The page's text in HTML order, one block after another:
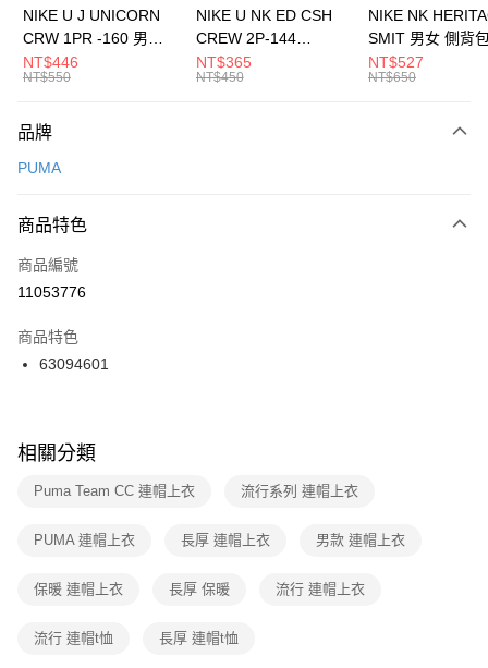
元大商業銀行
台灣樂天信用卡公司
全盈+PAY
AFTEE先享後付
【關於「AFTEE先享後付」】
便利好安心！
３．安心：先確認商品／服務後，再付款。
【「AFTEE先享後付」結帳流程】
１．於結帳方式選擇「AFTEE先享後付」後，將跳轉至「AFTEE先享後付」
２．訂單成立數日內，您將收到繳費通知簡訊。
３．收到繳費通知簡訊後14天內，點擊此簡訊中的連結，可透過四大超商／
ATM／網路銀行／等多元方式進行付款，方視為交易完成。
※ 交易是否成功請以「AFTEE先享後付 」之結帳頁面顯示為準，若有關於
是否繳費成功／繳費後需取消欲退款等相關疑問，請聯繫「AFTEE先享後付
客戶支援中心」https://netprotections.freshdesk.com/support/home
１．透過由恩沛科技股份有限公司提供之「AFTEE先享後付」服務完成之交
權轉讓予恩沛科技股份有限公司。
３．未成年的使用者請事先徵得法定代理人或監護人之同意方可使用
運送方式
每筆NT$100，滿NT$1,500(含以上)免運費
宅配
每筆NT$100，滿NT$1,500(含以上)免運費
付款後門市自取
每筆NT$100，滿NT$1,500(含以上)免運費
NIKE U J UNICORN
CRW 1PR -160 男女
中統襪 FZ3393100
NT$446
NT$550
NIKE U NK ED CSH
CREW 2P-144
EMBRDY 男女 短統襪
FZ3073133
NT$365
NT$450
NIKE NK
SMIT 男女 側背
BA5871010
NT$527
NT$650
品牌
PUMA
商品特色
商品編號
11053776
商品特色
63094601
相關分類
Puma Team CC 連帽上衣 流行系列 連帽上衣
PUMA 連帽上衣 長厚 連帽上衣 男款 連帽上衣
保暖 連帽上衣 長厚 保暖 流行 連帽上衣
流行 連帽t恤 長厚 連帽t恤